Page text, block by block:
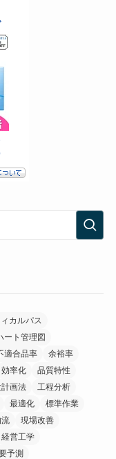
カルパス
ート管理図
適合品率
余裕率
効率化
品質特性
画法
工程分析
最適化
標準作業
現場改善
経営工学
予測